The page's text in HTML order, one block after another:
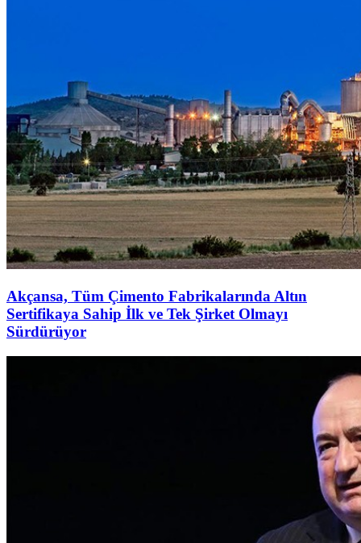
Akçansa, Tüm Çimento Fabrikalarında Altın
Sertifikaya Sahip İlk ve Tek Şirket Olmayı
Sürdürüyor